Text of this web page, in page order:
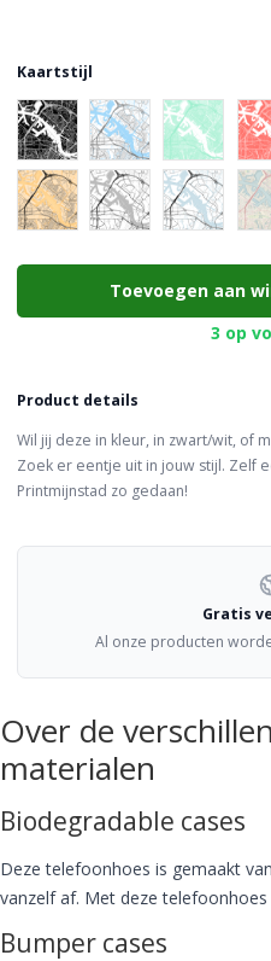
Kaartstijl
Choose a color
Toevoegen aan
3 op
Product details
Wil jij deze in kleur, in zwart/wit, of
Zoek er eentje uit in jouw stijl. Zelf
Printmijnstad zo gedaan!
Gratis
Al onze producten
Over de
materialen
Biodegradable cases
Deze telefoonhoes is gemaakt
vanzelf af. Met deze
Bumper cases